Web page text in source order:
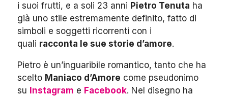
i suoi frutti, e a soli 23 anni Pietro Tenuta ha
già uno stile estremamente definito, fatto di
simboli e soggetti ricorrenti con i
quali racconta le sue storie d’amore.
Pietro è un’inguaribile romantico, tanto che ha
scelto Maniaco d’Amore come pseudonimo
su Instagram e Facebook. Nel disegno ha